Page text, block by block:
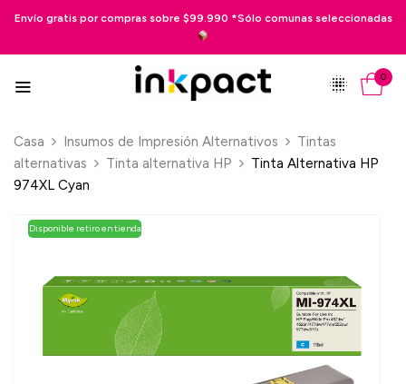
por compras sobre $99.990 *Sólo comunas seleccionadas
0
Casa Insumos de Impresión Alternativos
Tintas
alternativas
Tinta alternativa HP
Tinta Alternativa HP
974XL Cyan
Disponible retiro en tienda